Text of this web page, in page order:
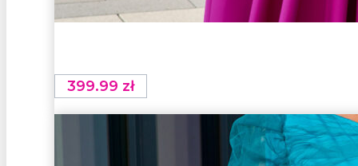
399.99 zł